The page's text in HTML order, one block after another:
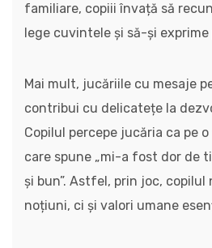
familiare, copiii învață să
lege cuvintele și să-și
Mai mult, jucăriile cu mesaje
contribui cu delicatețe la
Copilul percepe jucăria ca pe
care spune „mi-a fost dor de
și bun”. Astfel, prin joc, copilul
noțiuni, ci și valori umane